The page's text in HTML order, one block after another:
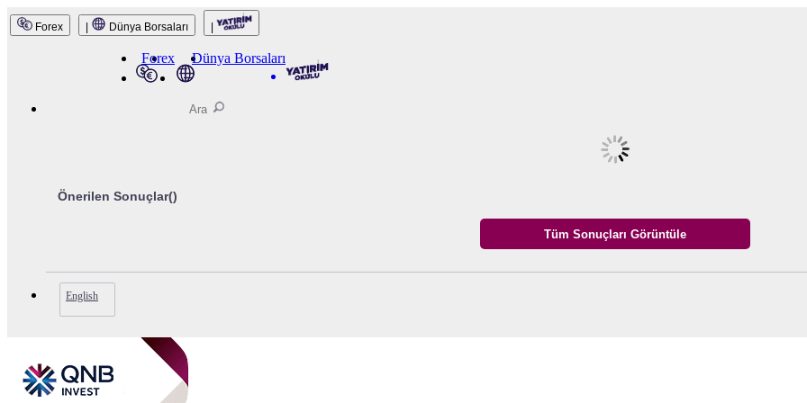
Forex Dünya Borsaları
Forex Dünya Borsaları
Önerilen Sonuçlar()
English